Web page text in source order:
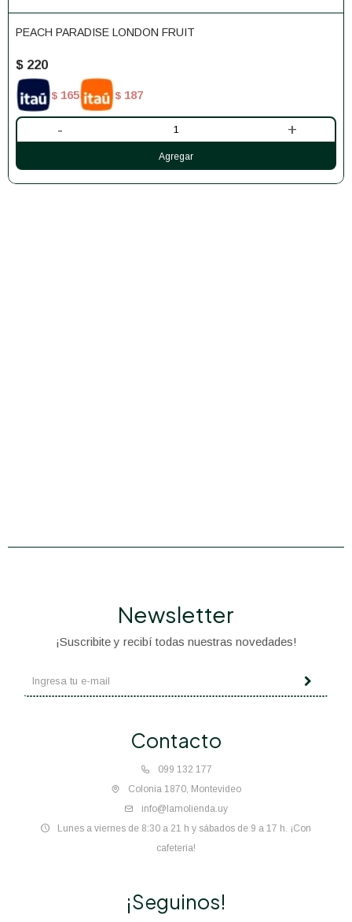
PEACH PARADISE LONDON FRUIT
$ 220
$ 165 $ 187
- +
Contacto
099 132 177
Colonia 1870, Montevideo
info@lamolienda.uy
Lunes a viernes de 8:30 a 21 h y sábados de 9 a 17 h. ¡Con
cafetería!
Newsletter
¡Suscribite y recibí todas nuestras novedades!
¡Seguinos!